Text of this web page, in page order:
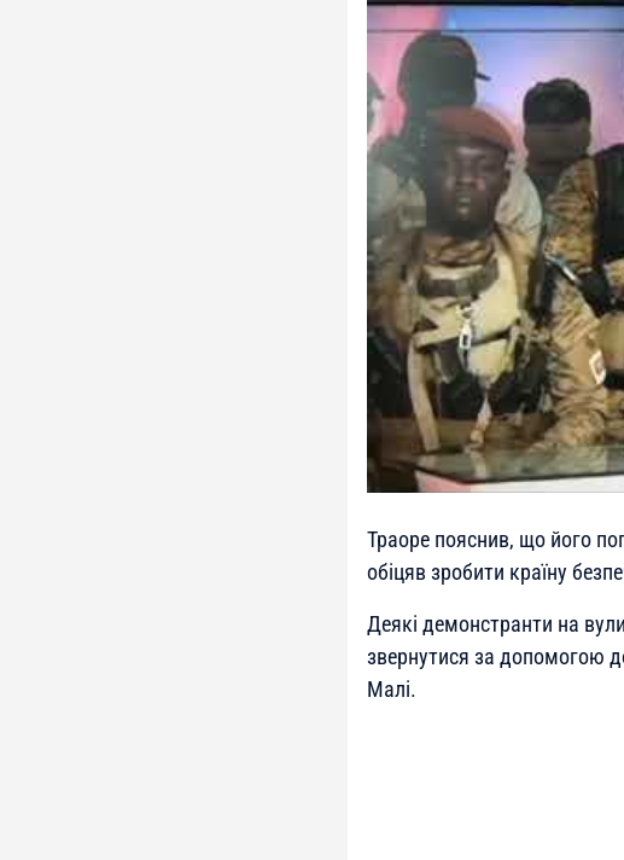
Траоре пояснив, що його
обіцяв зробити країну
Деякі демонстранти на
звернутися за допомогою
Малі.